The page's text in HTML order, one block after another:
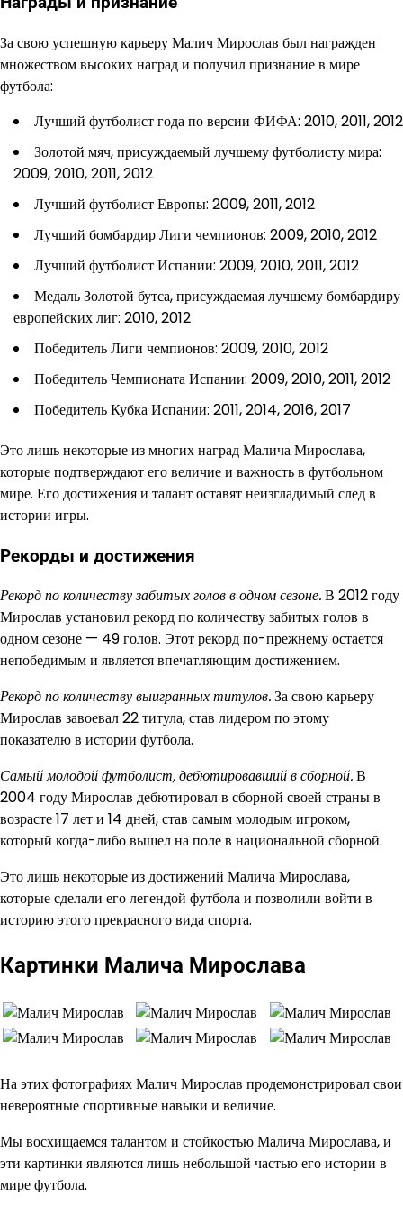
За свою успешную карьеру Малич Мирослав был награжден
множеством высоких наград и получил признание в мире
футбола:
Лучший футболист года по версии ФИФА: 2010, 2011, 2012
Золотой мяч, присуждаемый лучшему футболисту мира:
2009, 2010, 2011, 2012
Лучший футболист Европы: 2009, 2011, 2012
Лучший бомбардир Лиги чемпионов: 2009, 2010, 2012
Лучший футболист Испании: 2009, 2010, 2011, 2012
Медаль Золотой бутса, присуждаемая лучшему бомбардиру
европейских лиг: 2010, 2012
Победитель Лиги чемпионов: 2009, 2010, 2012
Победитель Чемпионата Испании: 2009, 2010, 2011, 2012
Победитель Кубка Испании: 2011, 2014, 2016, 2017
Это лишь некоторые из многих наград Малича Мирослава,
которые подтверждают его величие и важность в футбольном
мире. Его достижения и талант оставят неизгладимый след в
истории игры.
Рекорды и достижения
Рекорд по количеству забитых голов в одном сезоне.В 2012 году
Мирослав установил рекорд по количеству забитых голов в
одном сезоне — 49 голов. Этот рекорд по-прежнему остается
непобедимым и является впечатляющим достижением.
Рекорд по количеству выигранных титулов.За свою карьеру
Мирослав завоевал 22 титула, став лидером по этому
показателю в истории футбола.
Самый молодой футболист, дебютировавший в сборной.В
2004 году Мирослав дебютировал в сборной своей страны в
возрасте 17 лет и 14 дней, став самым молодым игроком,
который когда-либо вышел на поле в национальной сборной.
Это лишь некоторые из достижений Малича Мирослава,
которые сделали его легендой футбола и позволили войти в
историю этого прекрасного вида спорта.
Картинки Малича Мирослава
На этих фотографиях Малич Мирослав продемонстрировал свои
невероятные спортивные навыки и величие.
Мы восхищаемся талантом и стойкостью Малича Мирослава, и
эти картинки являются лишь небольшой частью его истории в
мире футбола.